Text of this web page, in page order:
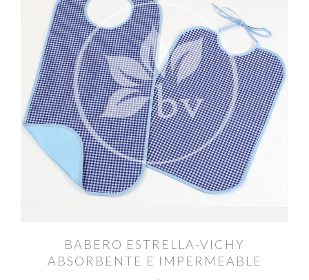
BABERO ESTRELLA-VICHY
ABSORBENTE E IMPERMEABLE